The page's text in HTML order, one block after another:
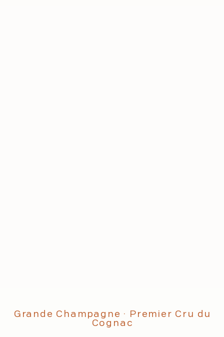
Grande Champagne · Premier Cru du
Cognac